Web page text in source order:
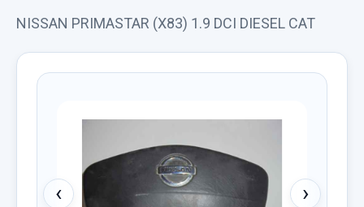
NISSAN PRIMASTAR (X83) 1.9 DCI DIESEL CAT
‹ ›